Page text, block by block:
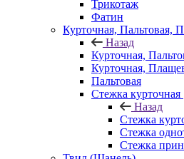
Трикотаж
Фатин
Курточная, Пальтовая,
Назад
Курточная,
Курточная,
Пальтовая
Стежка курточная
Назад
Стежка
Стежка
Стежка